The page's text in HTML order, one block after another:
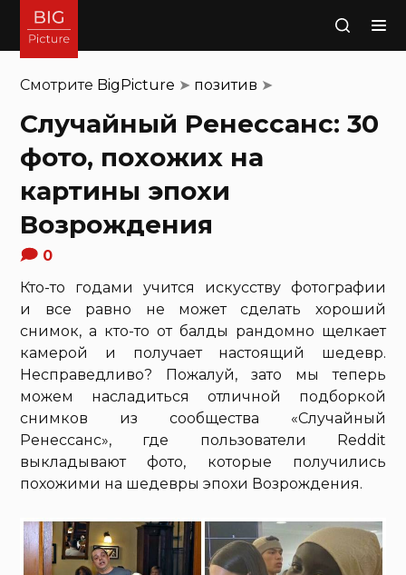
Поиск
Смотрите BigPicture ➤ позитив ➤
Случайный Ренессанс: 30
фото, похожих на
картины эпохи
Возрождения
0
Кто-то годами учится искусству фотографии
и все равно не может сделать хороший
снимок, а кто-то от балды рандомно щелкает
камерой и получает настоящий шедевр.
Несправедливо? Пожалуй, зато мы теперь
можем насладиться отличной подборкой
снимков из сообщества «Случайный
Ренессанс», где пользователи Reddit
выкладывают фото, которые получились
похожими на шедевры эпохи Возрождения.